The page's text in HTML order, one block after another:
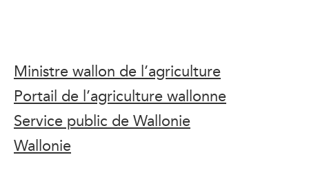
Ministre wallon de l’agriculture
Portail de l’agriculture wallonne
Service public de Wallonie
Wallonie